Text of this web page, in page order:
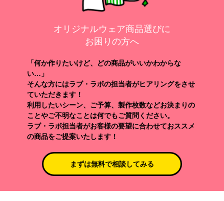
オリジナルウェア商品選びに
お困りの方へ
「何か作りたいけど、どの商品がいいかわからな
い…」
そんな方にはラブ・ラボの担当者がヒアリングをさせ
ていただきます！
利用したいシーン、ご予算、製作枚数などお決まりの
ことやご不明なことは何でもご質問ください。
ラブ・ラボ担当者がお客様の要望に合わせておススメ
の商品をご提案いたします！
まずは無料で相談してみる